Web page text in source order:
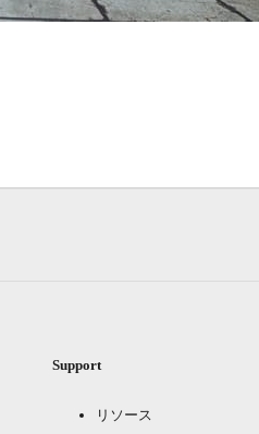
Support
リソース